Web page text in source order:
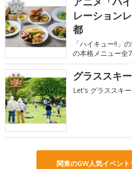
2
レーション
都
「ハイキュー!!」
の本格メニュー全
3 グラススキ
Let's グラススキー
関東のGW人気イベン